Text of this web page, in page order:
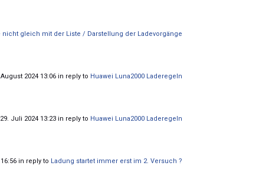
nicht gleich mit der Liste / Darstellung der Ladevorgänge
2024 13:06 in reply to Huawei Luna2000 Laderegeln
Juli 2024 13:23 in reply to Huawei Luna2000 Laderegeln
in reply to Ladung startet immer erst im 2. Versuch ?